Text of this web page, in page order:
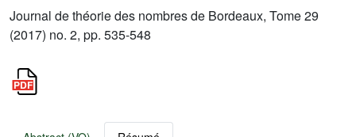
Journal de théorie des nombres de Bordeaux, Tome 29
(2017) no. 2, pp. 535-548